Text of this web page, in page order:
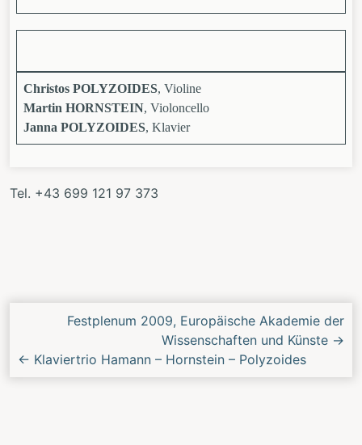
Christos POLYZOIDES, Violine
Martin HORNSTEIN, Violoncello
Janna POLYZOIDES, Klavier
Tel. +43 699 121 97 373
Nächstes/Vorheriges
Festplenum 2009, Europäische Akademie der
Wissenschaften und Künste →
← Klaviertrio Hamann – Hornstein – Polyzoides